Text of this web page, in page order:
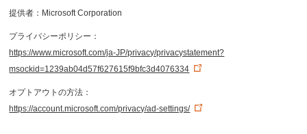
提供者：Microsoft Corporation
プライバシーポリシー：
https://www.microsoft.com/ja-JP/privacy/privacystatement?
msockid=1239ab04d57f627615f9bfc3d4076334
オプトアウトの方法：
https://account.microsoft.com/privacy/ad-settings/